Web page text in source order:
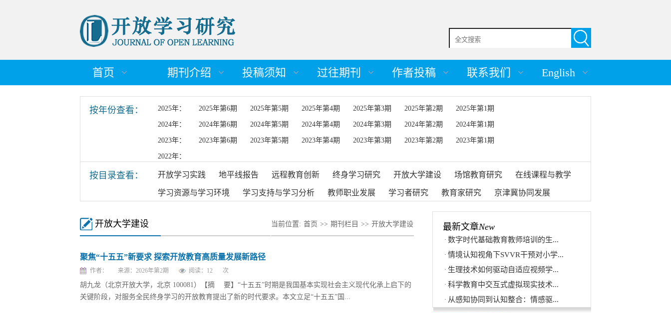
首页 期刊介绍 投稿须知 过往期刊 作者投稿 联系我们 English
按年份查看： 2025年： 2025年第6期 2025年第5期 2025年第4期 2025年第3期 2025年第2期 2025年第1期
2024年： 2024年第6期 2024年第5期 2024年第4期 2024年第3期 2024年第2期 2024年第1期
2023年： 2023年第6期 2023年第5期 2023年第4期 2023年第3期 2023年第2期 2023年第1期
2022年：
按目录查看： 开放学习实践 地平线报告 远程教育创新 终身学习研究 开放大学建设 场馆教育研究 在线课程与教学
学习资源与学习环境 学习支持与学习分析 教师职业发展 学习者研究 教育家研究 京津冀协同发展
开放大学建设 当前位置: 首页 >> 期刊栏目 >> 开放大学建设
聚焦“十五五”新要求 探索开放教育高质量发展新路径
作者： 来源：2026年第2期 阅读： 12 次
胡九龙（北京开放大学，北京 100081）【摘 要】“十五五”时期是我国基本实现社会主义现代化承上启下的
关键阶段，对服务全民终身学习的开放教育提出了新的时代要求。本文立足“十五五”国...
最新文章New
· 数字时代基础教育教师培训的生...
· 情境认知视角下SVVR干预对小学...
· 生理技术如何驱动自适应视频学...
· 科学教育中交互式虚拟现实技术...
· 从感知协同到认知整合：情感驱...